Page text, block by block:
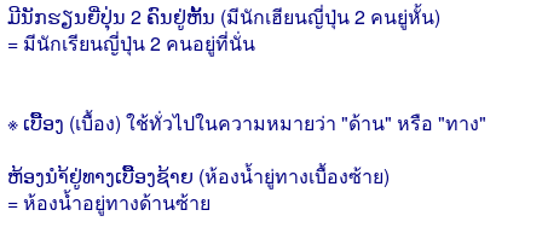
ມີນັກຮຽນຍີ່ປຸ່ນ 2 ຄົນຢູ່ຫັ້ນ (มีนักเฮียนญี่ปุ่น 2 คนยู่หั้น)
= มีนักเรียนญี่ปุ่น 2 คนอยู่ที่นั่น
※ ເບຶື້ອງ (เบื้อง) ใช้ทั่วไปในความหมายว่า "ด้าน" หรือ "ทาง"
ຫ້ອງນຳ້ຢູ່ທາງເບຶື້ອງຊ້າຍ (ห้องน้ำยู่ทางเบื้องซ้าย)
= ห้องน้ำอยู่ทางด้านซ้าย